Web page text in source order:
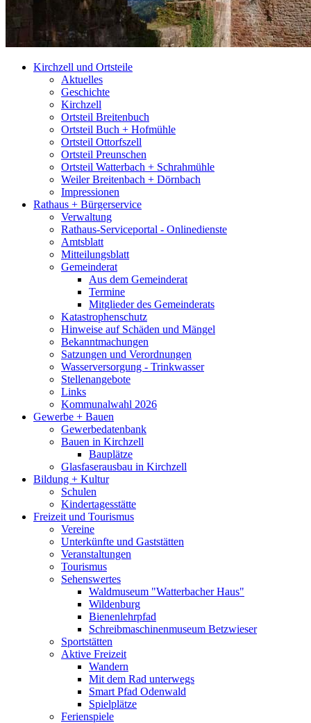
Kirchzell und Ortsteile
Aktuelles
Geschichte
Kirchzell
Ortsteil Breitenbuch
Ortsteil Buch + Hofmühle
Ortsteil Ottorfszell
Ortsteil Preunschen
Ortsteil Watterbach + Schrahmühle
Weiler Breitenbach + Dörnbach
Impressionen
Rathaus + Bürgerservice
Verwaltung
Rathaus-Serviceportal - Onlinedienste
Amtsblatt
Mitteilungsblatt
Gemeinderat
Aus dem Gemeinderat
Termine
Mitglieder des Gemeinderats
Katastrophenschutz
Hinweise auf Schäden und Mängel
Bekanntmachungen
Satzungen und Verordnungen
Wasserversorgung - Trinkwasser
Stellenangebote
Links
Kommunalwahl 2026
Gewerbe + Bauen
Gewerbedatenbank
Bauen in Kirchzell
Bauplätze
Glasfaserausbau in Kirchzell
Bildung + Kultur
Schulen
Kindertagesstätte
Freizeit und Tourismus
Vereine
Unterkünfte und Gaststätten
Veranstaltungen
Tourismus
Sehenswertes
Waldmuseum "Watterbacher Haus"
Wildenburg
Bienenlehrpfad
Schreibmaschinenmuseum Betzwieser
Sportstätten
Aktive Freizeit
Wandern
Mit dem Rad unterwegs
Smart Pfad Odenwald
Spielplätze
Ferienspiele